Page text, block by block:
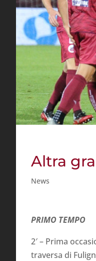
Altra
News
PRIMO TEMPO
2′ – Prima
traversa di